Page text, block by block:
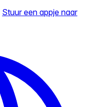
Stuur een appje naar